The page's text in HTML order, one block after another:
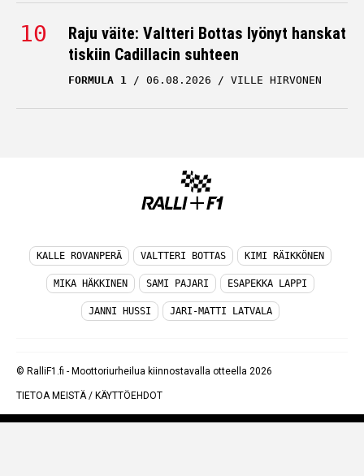
Raju väite: Valtteri Bottas lyönyt hanskat
tiskiin Cadillacin suhteen
FORMULA 1 06.08.2026 VILLE HIRVONEN
KALLE ROVANPERÄ VALTTERI BOTTAS KIMI RÄIKKÖNEN
MIKA HÄKKINEN SAMI PAJARI ESAPEKKA LAPPI
JANNI HUSSI JARI-MATTI LATVALA
© RalliF1.fi - Moottoriurheilua kiinnostavalla otteella 2026
TIETOA MEISTÄ/ KÄYTTÖEHDOT